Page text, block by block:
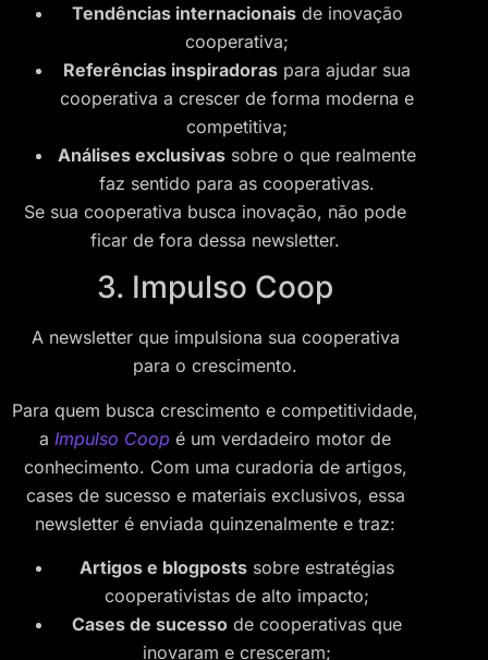
Tendências internacionaisde inovação
cooperativa;
Referências inspiradoras para ajudar sua
cooperativa a crescer de forma moderna e
competitiva;
Análises exclusivas sobre o que realmente
faz sentido para as cooperativas.
Se sua cooperativa busca inovação, não pode
ficar de fora dessa newsletter.
3. Impulso Coop
A newsletter que impulsiona sua cooperativa
para o crescimento.
Para quem busca crescimento e competitividade,
a Impulso Coop é um verdadeiro motor de
conhecimento. Com uma curadoria de artigos,
cases de sucesso e materiais exclusivos, essa
newsletter é enviada quinzenalmente e traz:
Artigos e blogposts sobre estratégias
cooperativistas de alto impacto;
Cases de sucesso de cooperativas que
inovaram e cresceram;